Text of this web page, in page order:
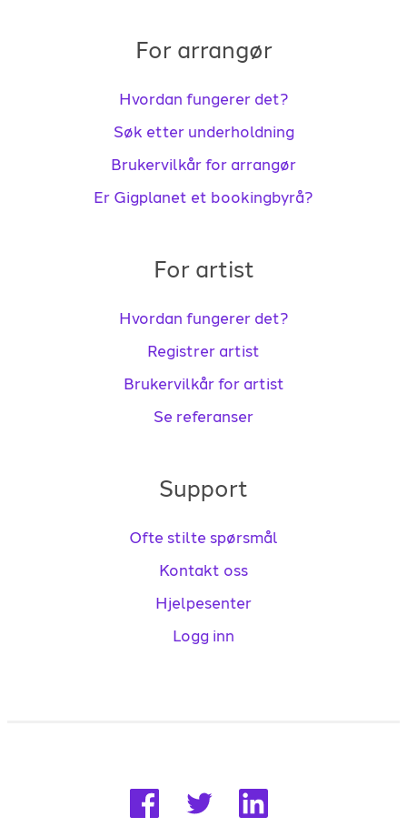
For arrangør
Hvordan fungerer det?
Søk etter underholdning
Brukervilkår for arrangør
Er Gigplanet et bookingbyrå?
For artist
Hvordan fungerer det?
Registrer artist
Brukervilkår for artist
Se referanser
Support
Ofte stilte spørsmål
Kontakt oss
Hjelpesenter
Logg inn